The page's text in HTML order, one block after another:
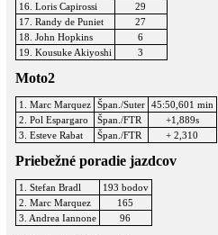
16. Loris Capirossi
29
17. Randy de Puniet
27
18. John Hopkins
6
19. Kousuke Akiyoshi
3
Moto2
1. Marc Marquez Špan./Suter 45:50,601 min
2. Pol Espargaro
Špan./FTR
+1,889s
3. Esteve Rabat
Špan./FTR + 2,310
Priebežné poradie jazdcov
1. Stefan Bradl
193 bodov
2. Marc Marquez
165
3. Andrea Iannone
96